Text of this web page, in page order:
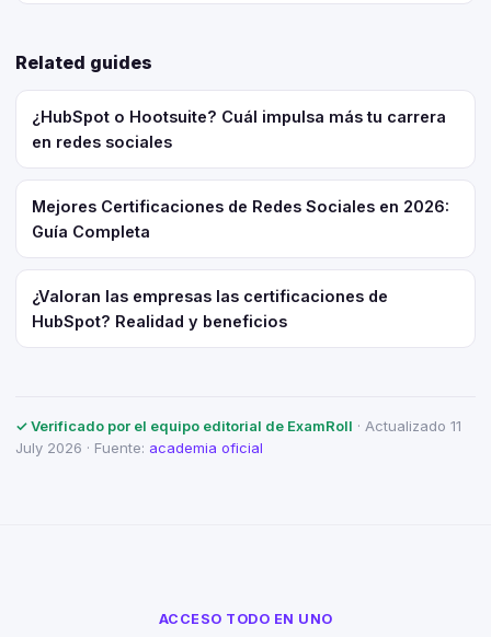
Related guides
¿HubSpot o Hootsuite? Cuál impulsa más tu carrera
en redes sociales
Mejores Certificaciones de Redes Sociales en 2026:
Guía Completa
¿Valoran las empresas las certificaciones de
HubSpot? Realidad y beneficios
✓ Verificado por el equipo editorial de ExamRoll · Actualizado 11
July 2026 · Fuente: academia oficial
ACCESO TODO EN UNO